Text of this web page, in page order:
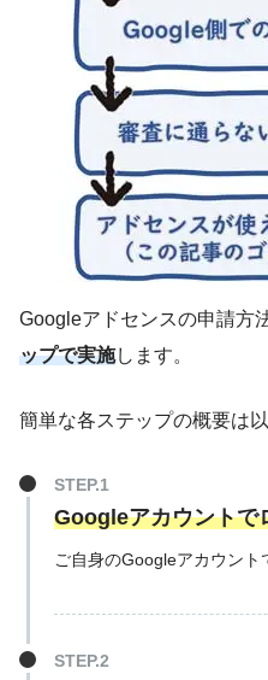
Googleアドセンスの申請方
ップで実施します。
簡単な各ステップの概要は
Googleアカウントで
ご自身のGoogleアカウント